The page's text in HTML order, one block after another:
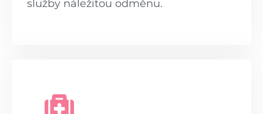
služby náležitou odměnu.